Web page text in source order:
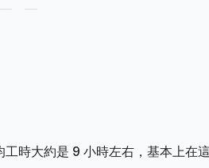
時大約是 9 小時左右，基本上在